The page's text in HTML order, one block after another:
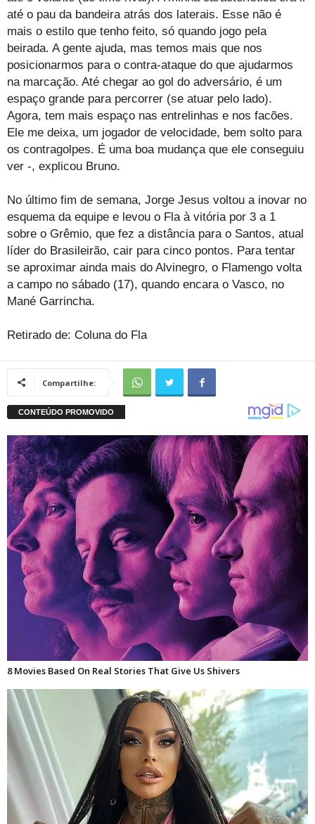
até o pau da bandeira atrás dos laterais. Esse não é
mais o estilo que tenho feito, só quando jogo pela
beirada. A gente ajuda, mas temos mais que nos
posicionarmos para o contra-ataque do que ajudarmos
na marcação. Até chegar ao gol do adversário, é um
espaço grande para percorrer (se atuar pelo lado).
Agora, tem mais espaço nas entrelinhas e nos facões.
Ele me deixa, um jogador de velocidade, bem solto para
os contragolpes. É uma boa mudança que ele conseguiu
ver -, explicou Bruno.
No último fim de semana, Jorge Jesus voltou a inovar no
esquema da equipe e levou o Fla à vitória por 3 a 1
sobre o Grêmio, que fez a distância para o Santos, atual
líder do Brasileirão, cair para cinco pontos. Para tentar
se aproximar ainda mais do Alvinegro, o Flamengo volta
a campo no sábado (17), quando encara o Vasco, no
Mané Garrincha.
Retirado de: Coluna do Fla
Compartilhe: